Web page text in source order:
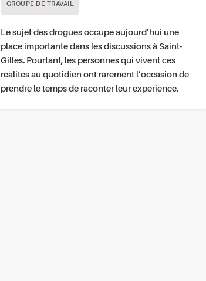
GROUPE DE TRAVAIL
Le sujet des drogues occupe aujourd’hui une
place importante dans les discussions à Saint-
Gilles. Pourtant, les personnes qui vivent ces
réalités au quotidien ont rarement l’occasion de
prendre le temps de raconter leur expérience.